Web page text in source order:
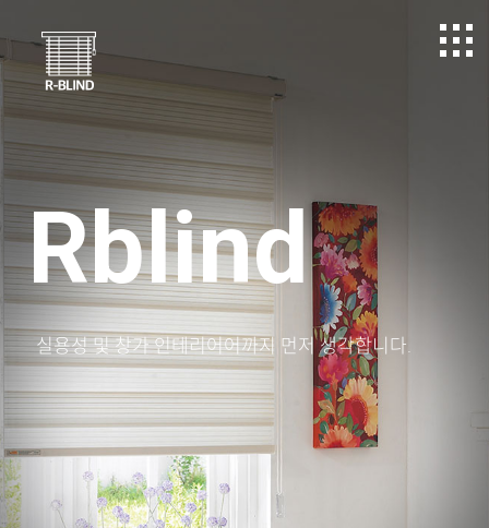
Rblind
실용성 및 창가 인테리어어까지 먼저 생각합니다.